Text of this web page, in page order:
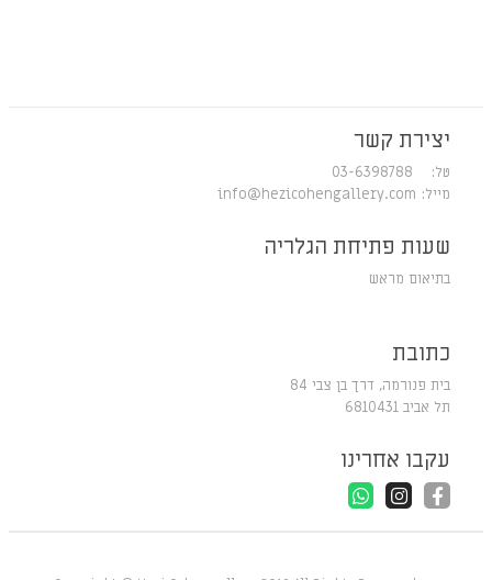
יצירת קשר
טל: 03-6398788
מייל: info@hezicohengallery.com
שעות פתיחת הגלריה
בתיאום מראש
כתובת
בית פנורמה, דרך בן צבי 84
תל אביב 6810431
עקבו אחרינו